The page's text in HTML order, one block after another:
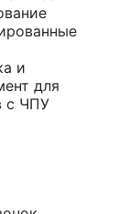
и
для
с ЧПУ